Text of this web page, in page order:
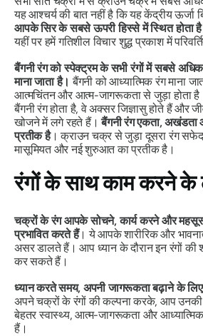
यह आश्चर्य की बात नहीं है कि यह केंद्रीय ऊर्जा
आपके सिर के सबसे ऊपरी हिस्से में स्थित होता है
यहीं पर हमें गतिशील विचार शुद्ध प्रकाश में
बैंगनी रंग को स्पेक्ट्रम के सभी रंगों में सबसे
माना जाता है। बैंगनी को आध्यात्मिक रंग माना
आत्मचिंतन और आत्म-जागरूकता से जुड़ा होता
बैंगनी रंग होता है, वे अक्सर जिज्ञासु होते हैं और
खोजने में लगे रहते हैं।बैंगनी रंग एकता, अखंडता
प्रतीक है। क्राउन चक्र से जुड़ा दूसरा रंग सफेद
मासूमियत और नई शुरुआत का प्रतीक है।
रंगों के साथ काम करने के
चक्रों के रंग आपके सोचने, कार्य करने और
प्रभावित करते हैं।ये आपके शारीरिक और
असर डालते हैं।आप ध्यान के दौरान इन रंगों
कर सकते हैं।
ध्यान करते समय, अपनी जागरूकता बढ़ाने के लिए
अपने चक्रों के रंगों की कल्पना करके, आप उनकी
बेहतर स्वास्थ्य, आत्म-जागरूकता और
हैं।